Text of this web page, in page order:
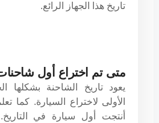
تاريخ هذا الجهاز الرائع.
متى تم اختراع أول
يعود تاريخ الشاحنة بشكلها
الأولى لاختراع السيارة. كما
أنتجت أول سيارة في التاريخ.